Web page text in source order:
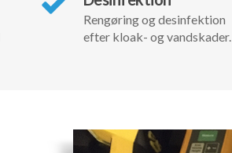
Rengøring og desinfektion
efter kloak- og vandskader.